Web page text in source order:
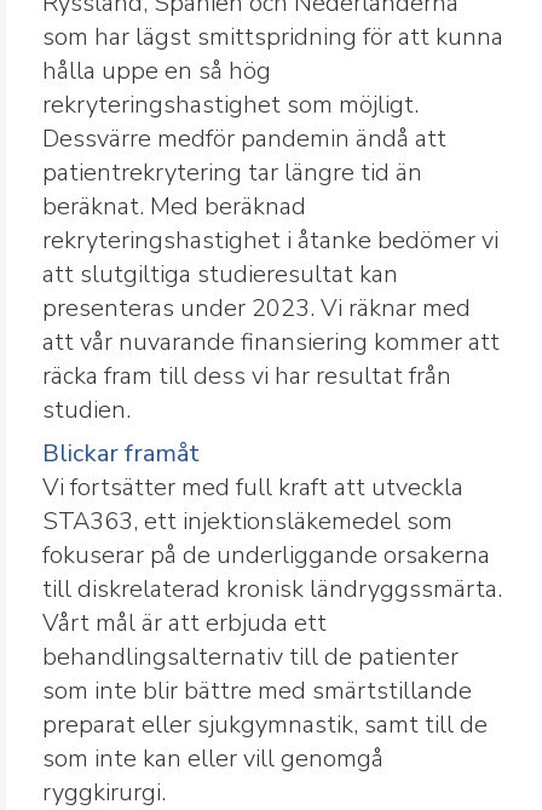
som har lägst smittspridning för att kunna
hålla uppe en så hög
rekryteringshastighet som möjligt.
Dessvärre medför pandemin ändå att
patientrekrytering tar längre tid än
beräknat. Med beräknad
rekryteringshastighet i åtanke bedömer vi
att slutgiltiga studieresultat kan
presenteras under 2023. Vi räknar med
att vår nuvarande finansiering kommer att
räcka fram till dess vi har resultat från
studien.
Blickar framåt
Vi fortsätter med full kraft att utveckla
STA363, ett injektionsläkemedel som
fokuserar på de underliggande orsakerna
till diskrelaterad kronisk ländryggssmärta.
Vårt mål är att erbjuda ett
behandlingsalternativ till de patienter
som inte blir bättre med smärtstillande
preparat eller sjukgymnastik, samt till de
som inte kan eller vill genomgå
ryggkirurgi.